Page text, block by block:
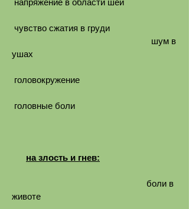
напряжение в области шеи
чувство сжатия в груди
шум в
ушах
головокружение
головные боли
на злость и гнев:
боли в
животе